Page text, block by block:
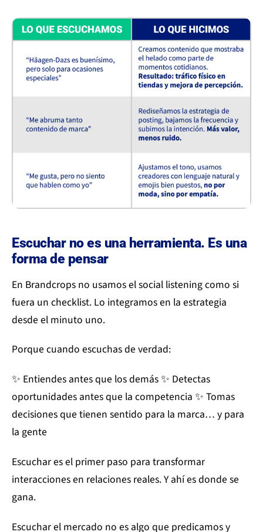
Escuchar no es una herramienta. Es una
forma de pensar
En Brandcrops no usamos el social listening como si
fuera un checklist. Lo integramos en la estrategia
desde el minuto uno.
Porque cuando escuchas de verdad:
✨ Entiendes antes que los demás ✨ Detectas
oportunidades antes que la competencia ✨ Tomas
decisiones que tienen sentido para la marca… y para
la gente
Escuchar es el primer paso para transformar
interacciones en relaciones reales. Y ahí es donde se
gana.
Escuchar el mercado no es algo que predicamos y